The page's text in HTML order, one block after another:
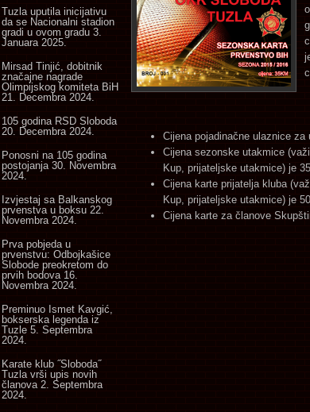
Cijena pojadinačne ulaznice za
Cijena sezonske utakmice
Kup, prijateljske utakmice) je
Cijena karte prijatelja kluba
Kup, prijateljske utakmice) je
Cijena karte za članove
Tuzla uputila inicijativu
da se Nacionalni stadion
gradi u ovom gradu 3.
Januara 2025.
Mirsad Tinjić, dobitnik
značajne nagrade
Olimpijskog komiteta BiH
21. Decembra 2024.
105 godina RSD Sloboda
20. Decembra 2024.
Ponosni na 105 godina
postojanja 30. Novembra
2024.
Izvjestaj sa Balkanskog
prvenstva u boksu 22.
Novembra 2024.
Prva pobjeda u
prvenstvu: Odbojkašice
Slobode preokretom do
prvih bodova 16.
Novembra 2024.
Preminuo Ismet Kavgić,
bokserska legenda iz
Tuzle 5. Septembra
2024.
Karate klub ˝Sloboda˝
Tuzla vrši upis novih
članova 2. Septembra
2024.